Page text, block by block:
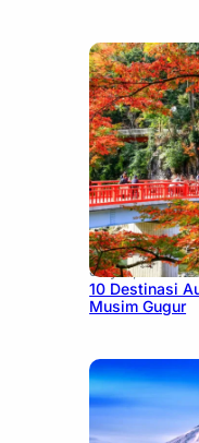
July 9, 2026
10 Destinasi
Musim Gugur